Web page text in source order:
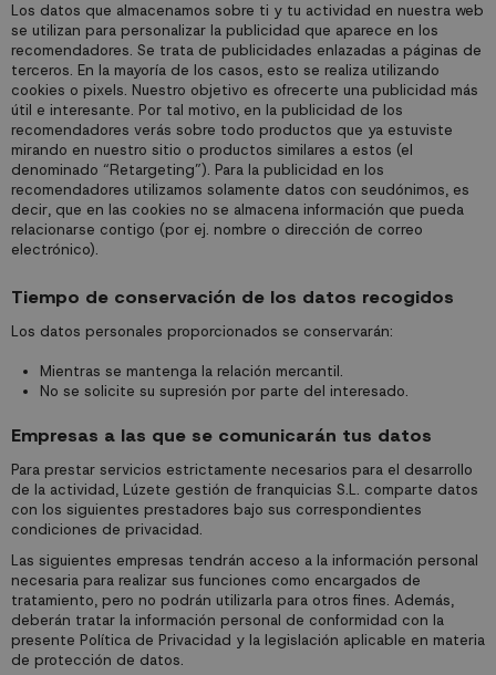
Los datos que almacenamos sobre ti y tu actividad en nuestra web
se utilizan para personalizar la publicidad que aparece en los
recomendadores. Se trata de publicidades enlazadas a páginas de
terceros. En la mayoría de los casos, esto se realiza utilizando
cookies o pixels. Nuestro objetivo es ofrecerte una publicidad más
útil e interesante. Por tal motivo, en la publicidad de los
recomendadores verás sobre todo productos que ya estuviste
mirando en nuestro sitio o productos similares a estos (el
denominado “Retargeting”). Para la publicidad en los
recomendadores utilizamos solamente datos con seudónimos, es
decir, que en las cookies no se almacena información que pueda
relacionarse contigo (por ej. nombre o dirección de correo
electrónico).
Tiempo de conservación de los datos recogidos
Los datos personales proporcionados se conservarán:
Mientras se mantenga la relación mercantil.
No se solicite su supresión por parte del interesado.
Empresas a las que se comunicarán tus datos
Para prestar servicios estrictamente necesarios para el desarrollo
de la actividad, Lúzete gestión de franquicias S.L. comparte datos
con los siguientes prestadores bajo sus correspondientes
condiciones de privacidad.
Las siguientes empresas tendrán acceso a la información personal
necesaria para realizar sus funciones como encargados de
tratamiento, pero no podrán utilizarla para otros fines. Además,
deberán tratar la información personal de conformidad con la
presente Política de Privacidad y la legislación aplicable en materia
de protección de datos.